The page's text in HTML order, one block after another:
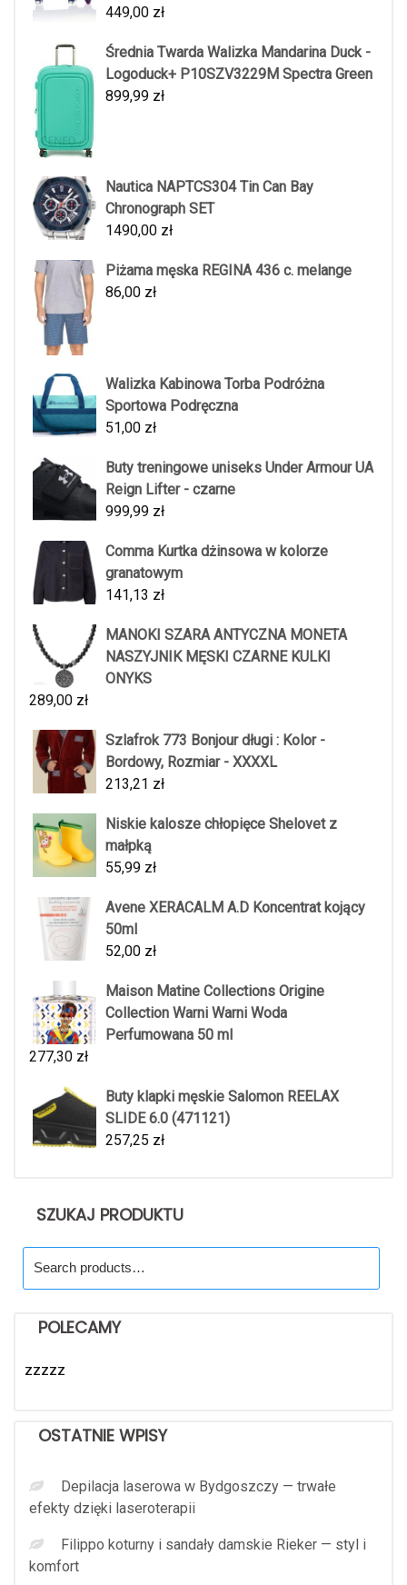
449,00 zł
Średnia Twarda Walizka Mandarina Duck -
Logoduck+ P10SZV3229M Spectra Green
899,99 zł
Nautica NAPTCS304 Tin Can Bay
Chronograph SET
1490,00 zł
Piżama męska REGINA 436 c. melange
86,00 zł
Walizka Kabinowa Torba Podróżna
Sportowa Podręczna
51,00 zł
Buty treningowe uniseks Under Armour UA
Reign Lifter - czarne
999,99 zł
Comma Kurtka dżinsowa w kolorze
granatowym
141,13 zł
MANOKI SZARA ANTYCZNA MONETA
NASZYJNIK MĘSKI CZARNE KULKI
ONYKS
289,00 zł
Szlafrok 773 Bonjour długi : Kolor -
Bordowy, Rozmiar - XXXXL
213,21 zł
Niskie kalosze chłopięce Shelovet z
małpką
55,99 zł
Avene XERACALM A.D Koncentrat kojący
50ml
52,00 zł
Maison Matine Collections Origine
Collection Warni Warni Woda
Perfumowana 50 ml
277,30 zł
Buty klapki męskie Salomon REELAX
SLIDE 6.0 (471121)
257,25 zł
SZUKAJ PRODUKTU
for:
POLECAMY
zzzzz
OSTATNIE WPISY
Depilacja laserowa w Bydgoszczy — trwałe
efekty dzięki laseroterapii
Filippo koturny i sandały damskie Rieker — styl i
komfort